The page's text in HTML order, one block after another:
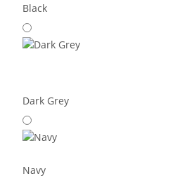
Black
Dark Grey
Navy